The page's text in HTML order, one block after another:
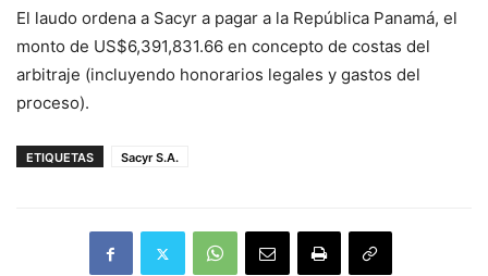
El laudo ordena a Sacyr a pagar a la República Panamá, el
monto de US$6,391,831.66 en concepto de costas del
arbitraje (incluyendo honorarios legales y gastos del
proceso).
ETIQUETAS Sacyr S.A.